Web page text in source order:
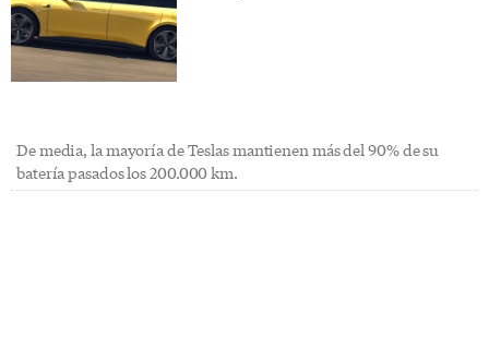
De media, la mayoría de Teslas mantienen más del 90% de su
batería pasados los 200.000 km.